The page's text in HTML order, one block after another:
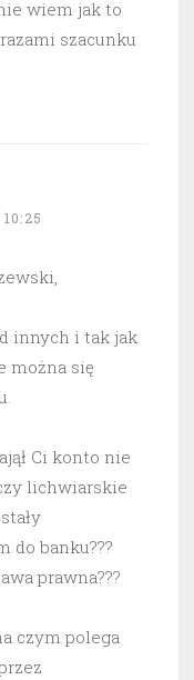
wiem jak to
szacunku
innych i tak jak
można się
Ci konto nie
lichwiarskie
do banku???
prawna???
czym polega